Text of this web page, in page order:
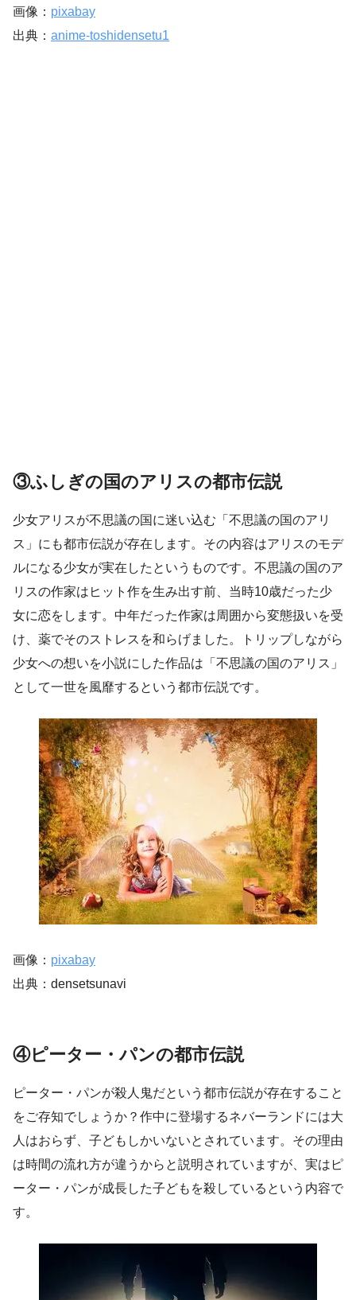
画像： pixabay
出典： anime-toshidensetu1
③ふしぎの国のアリスの都市伝説
少女アリスが不思議の国に迷い込む「不思議の国のアリ
ス」にも都市伝説が存在します。その内容はアリスのモデ
ルになる少女が実在したというものです。不思議の国のア
リスの作家はヒット作を生み出す前、当時10歳だった少
女に恋をします。中年だった作家は周囲から変態扱いを受
け、薬でそのストレスを和らげました。トリップしながら
少女への想いを小説にした作品は「不思議の国のアリス」
として一世を風靡するという都市伝説です。
画像： pixabay
出典：densetsunavi
④ピーター・パンの都市伝説
ピーター・パンが殺人鬼だという都市伝説が存在すること
をご存知でしょうか？作中に登場するネバーランドには大
人はおらず、子どもしかいないとされています。その理由
は時間の流れ方が違うからと説明されていますが、実はピ
ーター・パンが成長した子どもを殺しているという内容で
す。